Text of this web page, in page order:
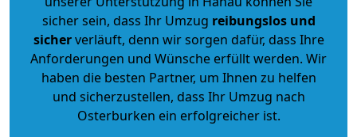
sicher sein, dass Ihr Umzug reibungslos und
sicherverläuft, denn wir sorgen dafür, dass Ihre
Anforderungen und Wünsche erfüllt werden. Wir
haben die besten Partner, um Ihnen zu helfen
und sicherzustellen, dass Ihr Umzug nach
Osterburken ein erfolgreicher ist.